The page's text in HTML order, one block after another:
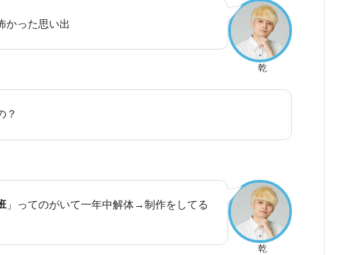
乾
かった思い出
？
乾
」ってのがいて一年中解体→制作をしてる